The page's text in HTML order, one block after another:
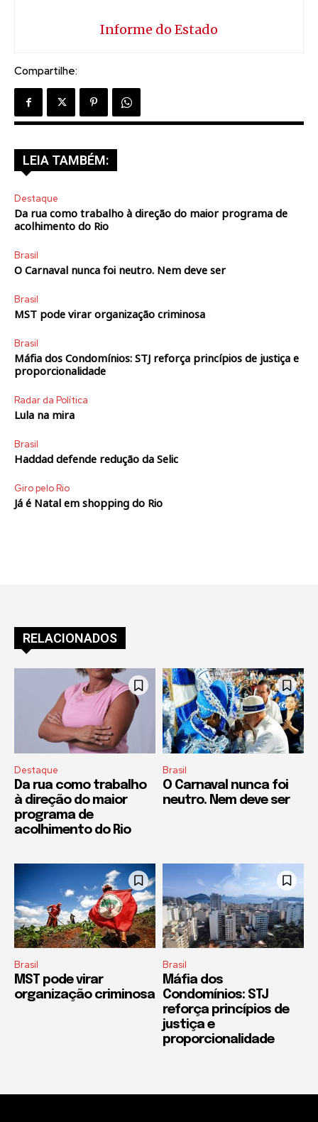
Informe do Estado
Compartilhe:
LEIA TAMBÉM:
Destaque
Da rua como trabalho à direção do maior programa de
acolhimento do Rio
Brasil
O Carnaval nunca foi neutro. Nem deve ser
Brasil
MST pode virar organização criminosa
Brasil
Máfia dos Condomínios: STJ reforça princípios de justiça e
proporcionalidade
Radar da Política
Lula na mira
Brasil
Haddad defende redução da Selic
Giro pelo Rio
Já é Natal em shopping do Rio
RELACIONADOS
Destaque
Da rua como trabalho
à direção do maior
programa de
acolhimento do Rio
Brasil
O Carnaval nunca foi
neutro. Nem deve ser
Brasil
MST pode virar
organização criminosa
Brasil
Máfia dos
Condomínios: STJ
reforça princípios de
justiça e
proporcionalidade